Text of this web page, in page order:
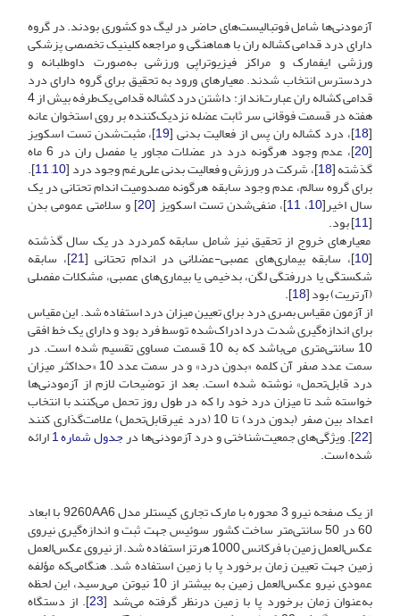
آزمودنی‌ها شامل فوتبالیست‌های حاضر در لیگ دو کشوری بودند. در گروه
دارای درد قدامی کشاله ران با هماهنگی و مراجعه کلینیک تخصصی پزشکی
ورزشی ایفمارک و مراکز فیزیوتراپی ورزشی به‌صورت داوطلبانه و
دردسترس انتخاب شدند. معیارهای ورود به تحقیق برای گروه دارای درد
قدامی کشاله ران عبارت‌اند از: داشتن درد کشاله قدامی یک‌طرفه بیش از 4
هفته در قسمت فوقانی سر ثابت عضله نزدیک‌کننده بر روی استخوان عانه
[
18]، درد کشاله ران پس از فعالیت بدنی [19]، مثبت‌شدن تست اسکویز
[
20 ]، عدم وجود هرگونه درد در عضلات مجاور یا مفصل ران در 6 ماه
گذشته [18]، شرکت در ورزش و فعالیت بدنی علی‌رغم وجود درد [10
,
11
].
برای گروه سالم، عدم وجود سابقه هرگونه مصدومیت اندام تحتانی در یک
سال اخیر[10،11]، منفی‌شدن تست اسکویز [20] و سلامتی عمومی بدن
[
11] بود.
معیارهای خروج از تحقیق نیز شامل سابقه کمردرد در یک سال گذشته
[
10]، سابقه بیماری‌های عصبی-عضلانی در اندام تحتانی [21]، سابقه
شکستگی یا دررفتگی لگن، بدخیمی یا بیماری‌های عصبی، مشکلات مفصلی
(آرتریت) بود [18
].
از آزمون مقیاس بصری درد برای تعیین میزان درد استفاده شد. این مقیاس
برای اندازه‌گیری شدت درد ادراک‌شده توسط فرد بود و دارای یک خط افقی
10 سانتی‌متری می‌باشد که به 10 قسمت مساوی تقسیم شده است. در
سمت عدد صفر آن کلمه «بدون درد» و در سمت عدد 10 «حداکثر میزان
درد قابل‌تحمل» نوشته شده است. بعد از توضیحات لازم از آزمودنی‌ها
خواسته شد تا میزان درد خود را که در طول روز تحمل می‌کنند با انتخاب
اعداد بین صفر (بدون درد) تا 10 (درد غیرقابل‌تحمل) علامت‌گذاری کنند
[
22]. ویژگی‌های جمعیت‌شناختی و درد آزمودنی‌ها درجدول شماره 1 ارائه
شده است.
از یک صفحه نیرو 3 محوره با مارک تجاری کیستلر مدل 9260AA6 با ابعاد
60 در 50 سانتی‌متر ساخت کشور سوئیس جهت ثبت و اندازه‌گیری نیروی
عکس‌العمل زمین با فرکانس 1000 هرتز استفاده شد. از نیروی عکس‌العمل
زمین جهت تعیین زمان برخورد پا با زمین استفاده شد. هنگامی‌که مؤلفه
عمودی نیرو عکس‌العمل زمین به بیشتر از 10 نیوتن می‌رسید، این لحظه
به‌عنوان زمان برخورد پا با زمین درنظر گرفته می‌شد [23]. از دستگاه